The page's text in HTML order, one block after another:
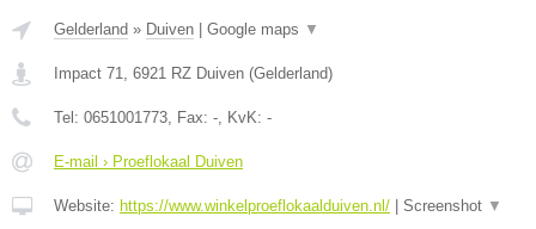
Gelderland » Duiven Google maps ▼
Impact 71, 6921 RZ Duiven (Gelderland)
Tel: 0651001773, Fax: -, KvK: -
E-mail › Proeflokaal Duiven
Website: https://www.winkelproeflokaalduiven.nl/ Screenshot ▼